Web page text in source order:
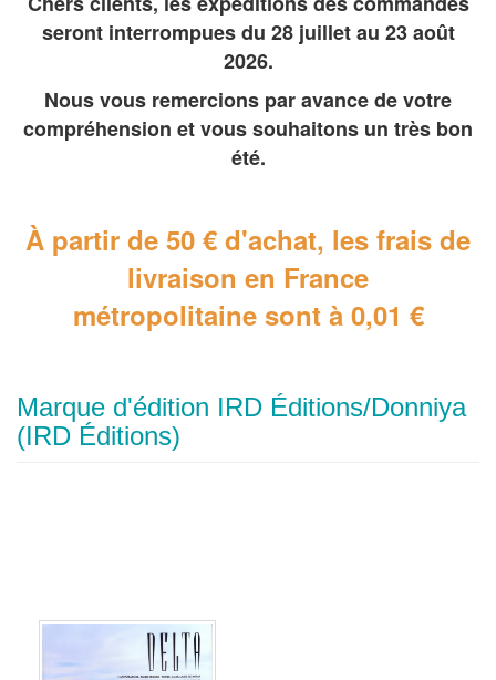
seront interrompues du 28 juillet au 23 août
2026.
Nous vous remercions par avance de votre
compréhension et vous souhaitons un très bon
été.
À partir de 50 € d'achat, les frais de
livraison en France
métropolitainesont à 0,01 €
Marque d'édition IRD Éditions/Donniya
(IRD Éditions)